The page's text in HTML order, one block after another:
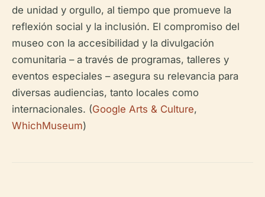
de unidad y orgullo, al tiempo que promueve la
reflexión social y la inclusión. El compromiso del
museo con la accesibilidad y la divulgación
comunitaria – a través de programas, talleres y
eventos especiales – asegura su relevancia para
diversas audiencias, tanto locales como
internacionales. (Google Arts & Culture,
WhichMuseum)